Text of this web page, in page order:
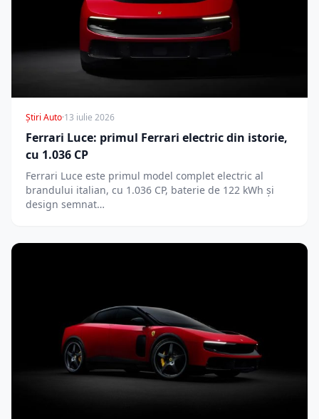
Știri Auto·13 iulie 2026
Ferrari Luce: primul Ferrari electric din istorie,
cu 1.036 CP
Ferrari Luce este primul model complet electric al
brandului italian, cu 1.036 CP, baterie de 122 kWh și
design semnat…